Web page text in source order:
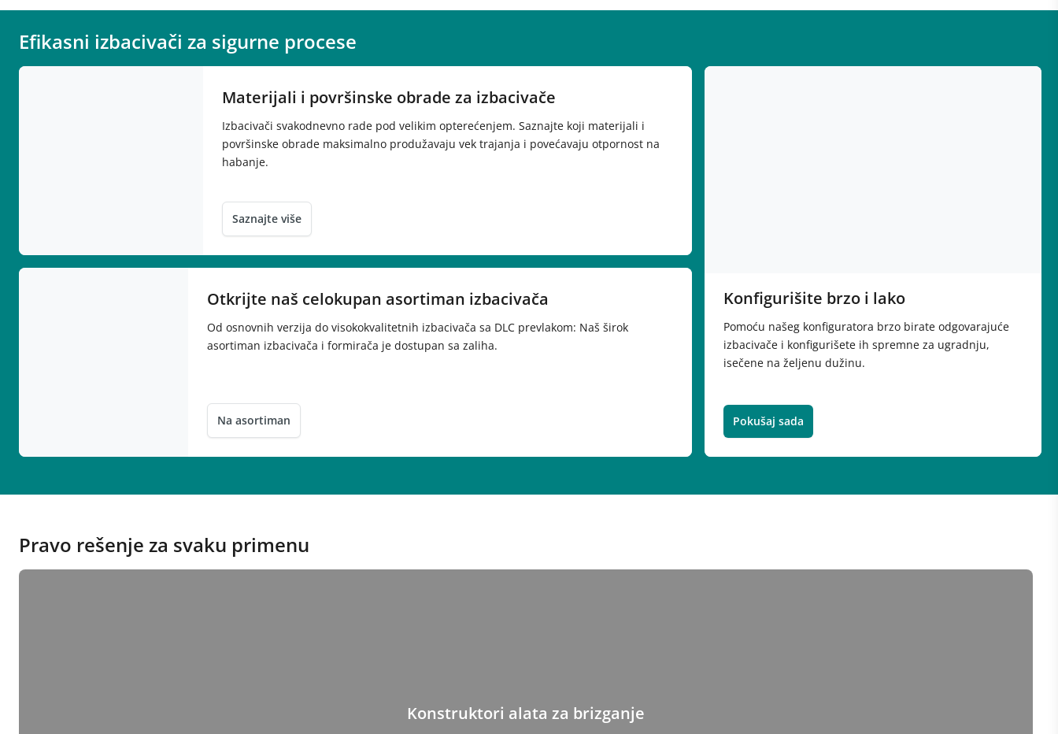
Efikasni izbacivači za sigurne procese
Materijali i površinske obrade za izbacivače
Izbacivači svakodnevno rade pod velikim opterećenjem. Saznajte koji materijali i
površinske obrade maksimalno produžavaju vek trajanja i povećavaju otpornost na
habanje.
Saznajte više
Otkrijte naš celokupan asortiman izbacivača
Od osnovnih verzija do visokokvalitetnih izbacivača sa DLC prevlakom: Naš širok
asortiman izbacivača i formirača je dostupan sa zaliha.
Na asortiman
Konfigurišite brzo i lako
Pomoću našeg konfiguratora brzo birate odgovarajuće
izbacivače i konfigurišete ih spremne za ugradnju,
isečene na željenu dužinu.
Pokušaj sada
Pravo rešenje za svaku primenu
Konstruktori alata za brizganje